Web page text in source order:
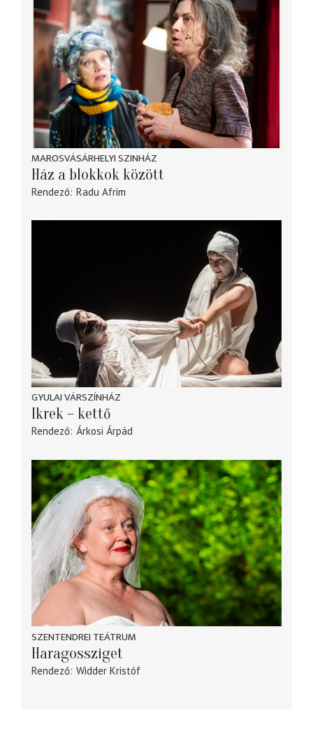
MAROSVÁSÁRHELYI SZINHÁZ
Ház a blokkok között
Rendező Radu Afrim
GYULAI VÁRSZÍNHÁZ
Ikrek – kettő
Rendező Árkosi Árpád
SZENTENDREI TEÁTRUM
Haragossziget
Rendező Widder Kristóf